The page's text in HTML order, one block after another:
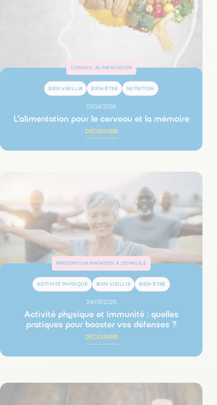
CONSEIL ALIMENTATION
BIEN VIEILLIR BIEN-ÊTRE NUTRITION
01/04/2026
L’alimentation pour le cerveau et la mémoire
DÉCOUVRIR
PRÉVENTION MAINTIEN À DOMICILE
ACTIVITÉ PHYSIQUE BIEN VIEILLIR BIEN-ÊTRE
24/09/2025
Activité physique et immunité : quelles
pratiques pour booster vos défenses ?
DÉCOUVRIR